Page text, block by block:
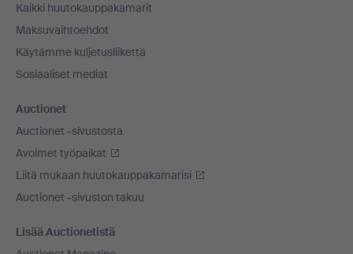
Kaikki huutokauppakamarit
Maksuvaihtoehdot
Käytämme kuljetusliikettä
Sosiaaliset mediat
Auctionet
Auctionet -sivustosta
Avoimet työpaikat
Liitä mukaan huutokauppakamarisi
Auctionet -sivuston takuu
Lisää Auctionetistä